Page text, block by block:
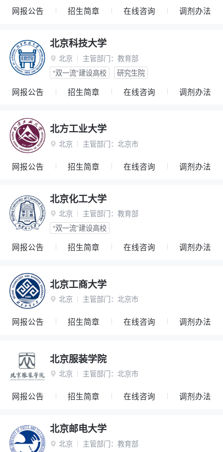
网报公告 招生简章 在线咨询 调剂办法
北京科技大学
 北京 主管部门： 教育部
“双一流”建设高校
研究生院
网报公告 招生简章 在线咨询 调剂办法
北方工业大学
 北京 主管部门： 北京市
网报公告 招生简章 在线咨询 调剂办法
北京化工大学
 北京 主管部门： 教育部
“双一流”建设高校
网报公告 招生简章 在线咨询 调剂办法
北京工商大学
 北京 主管部门： 北京市
网报公告 招生简章 在线咨询 调剂办法
北京服装学院
 北京 主管部门： 北京市
网报公告 招生简章 在线咨询 调剂办法
北京邮电大学
 北京 主管部门： 教育部